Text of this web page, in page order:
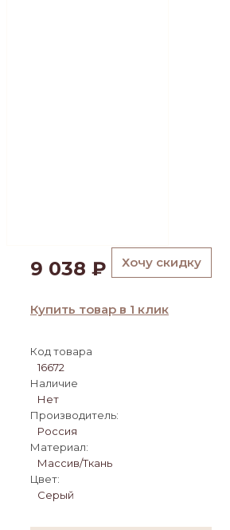
9 038 ₽ Хочу скидку
Купить товар в 1 клик
Код товара
16672
Наличие
Нет
Производитель:
Россия
Материал:
Массив/Ткань
Цвет:
Серый